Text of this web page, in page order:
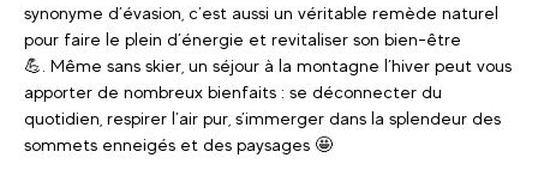
synonyme d’évasion, c’est aussi un véritable remède naturel
pour faire le plein d’énergie et revitaliser son bien-être
💪. Même sans skier, un séjour à la montagne l’hiver peut vous
apporter de nombreux bienfaits : se déconnecter du
quotidien, respirer l’air pur, s’immerger dans la splendeur des
sommets enneigés et des paysages 🤩